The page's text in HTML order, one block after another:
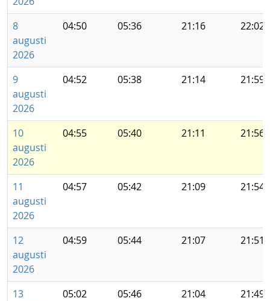
8
augusti
2026
04:50 05:36 21:16 22:02
9
augusti
2026
04:52 05:38 21:14 21:59
10
augusti
2026
04:55 05:40 21:11 21:56
11
augusti
2026
04:57 05:42 21:09 21:54
12
augusti
2026
04:59 05:44 21:07 21:51
13
05:02 05:46 21:04 21:49